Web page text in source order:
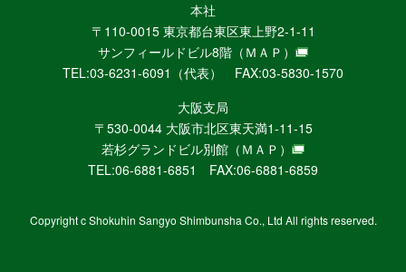
産
業
新
聞
社
ニ
ュ
ー
WEB
本社
〒110-0015 東京都台東区東上野2-1-11
サンフィールドビル8階 （ＭＡＰ）
TEL:03-6231-6091（代表） FAX:03-5830-1570
大阪支局
〒530-0044 大阪市北区東天満1-11-15
若杉グランドビル別館 （ＭＡＰ）
TEL:06-6881-6851 FAX:06-6881-6859
Copyright c Shokuhin Sangyo Shimbunsha Co., Ltd All rights reserved.